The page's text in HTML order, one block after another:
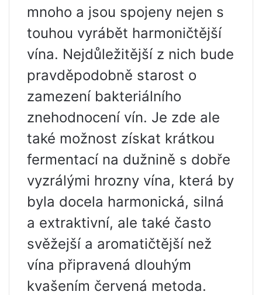
mnoho a jsou spojeny nejen s
touhou vyrábět harmoničtější
vína. Nejdůležitější z nich bude
pravděpodobně starost o
zamezení bakteriálního
znehodnocení vín. Je zde ale
také možnost získat krátkou
fermentací na dužnině s dobře
vyzrálými hrozny vína, která by
byla docela harmonická, silná
a extraktivní, ale také často
svěžejší a aromatičtější než
vína připravená dlouhým
kvašením červená metoda.